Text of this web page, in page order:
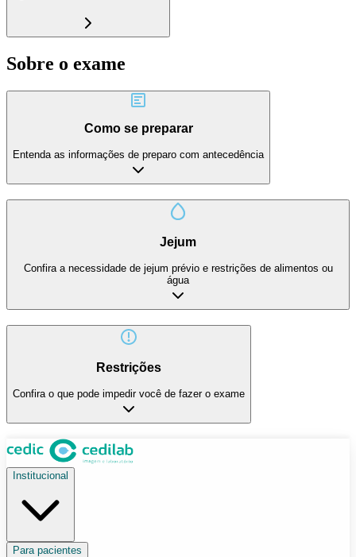
Sobre o exame
Como se preparar
Entenda as informações de preparo com antecedência
Jejum
Confira a necessidade de jejum prévio e restrições de alimentos ou
água
Restrições
Confira o que pode impedir você de fazer o exame
Institucional
Para pacientes